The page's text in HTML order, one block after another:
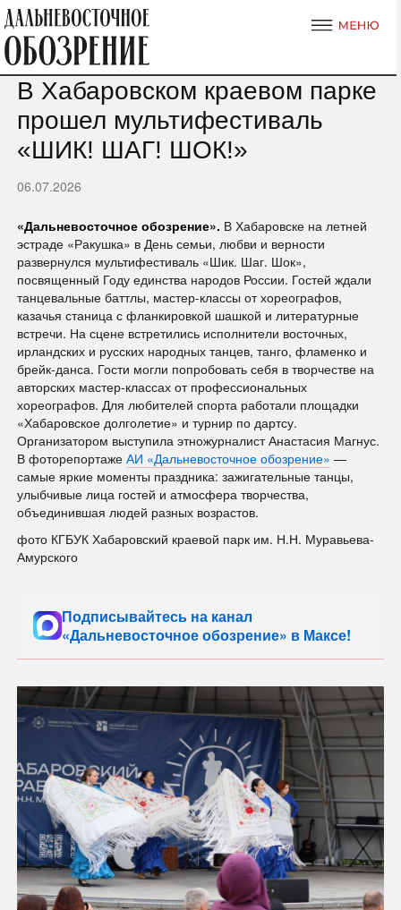
В Хабаровском краевом парке
прошел мультифестиваль
«ШИК! ШАГ! ШОК!»
06.07.2026
«Дальневосточное обозрение». В Хабаровске на летней
эстраде «Ракушка» в День семьи, любви и верности
развернулся мультифестиваль «Шик. Шаг. Шок»,
посвященный Году единства народов России. Гостей ждали
танцевальные баттлы, мастер-классы от хореографов,
казачья станица с фланкировкой шашкой и литературные
встречи. На сцене встретились исполнители восточных,
ирландских и русских народных танцев, танго, фламенко и
брейк-данса. Гости могли попробовать себя в творчестве на
авторских мастер-классах от профессиональных
хореографов. Для любителей спорта работали площадки
«Хабаровское долголетие» и турнир по дартсу.
Организатором выступила этножурналист Анастасия Магнус.
В фоторепортаже АИ «Дальневосточное обозрение» —
самые яркие моменты праздника: зажигательные танцы,
улыбчивые лица гостей и атмосфера творчества,
объединившая людей разных возрастов.
фото КГБУК Хабаровский краевой парк им. Н.Н. Муравьева-
Амурского
Подписывайтесь на канал
«Дальневосточное обозрение» в Максе!